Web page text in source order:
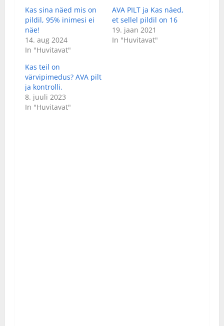
Kas sina näed mis on
pildil, 95% inimesi ei
näe!
14. aug 2024
In "Huvitavat"
AVA PILT ja Kas näed,
et sellel pildil on 16
19. jaan 2021
In "Huvitavat"
Kas teil on
värvipimedus? AVA pilt
ja kontrolli.
8. juuli 2023
In "Huvitavat"